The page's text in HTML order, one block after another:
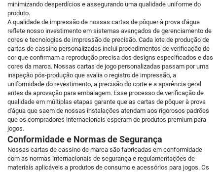
minimizando desperdícios e assegurando uma qualidade uniforme do
produto.
A qualidade de impressão de nossas cartas de pôquer à prova d'água
reflete nosso investimento em sistemas avançados de gerenciamento de
cores e tecnologias de impressão de precisão. Cada lote de produção de
cartas de cassino personalizadas inclui procedimentos de verificação de
cor que confirmam a reprodução precisa dos designs especificados e das
cores da marca. Nossas cartas de jogo personalizadas passam por uma
inspeção pós-produção que avalia o registro de impressão, a
uniformidade do revestimento, a precisão do corte e a aparência geral
antes da aprovação para embalagem. Esse processo de verificação de
qualidade em múltiplas etapas garante que as cartas de pôquer à prova
d'água que saem de nossas instalações atendam aos rigorosos padrões
que os compradores internacionais esperam de produtos premium para
jogos.
Conformidade e Normas de Segurança
Nossas cartas de cassino de marca são fabricadas em conformidade
com as normas internacionais de segurança e regulamentações de
materiais aplicáveis a produtos de consumo e acessórios para jogos. Os